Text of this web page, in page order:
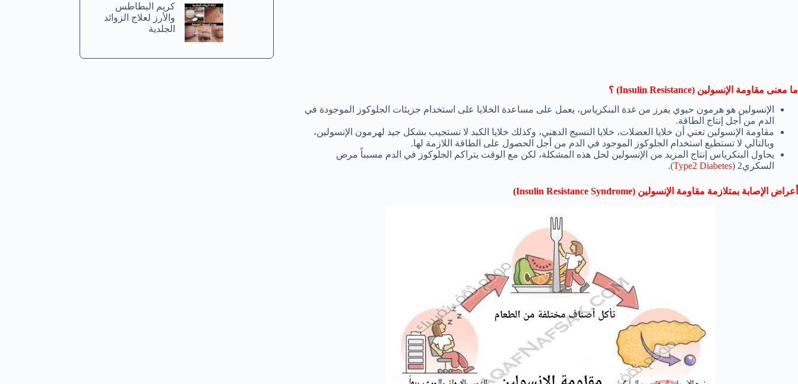
ما معنى مقاومة الإنسولين (Insulin Resistance) ؟
الإنسولين هو هرمون حيوي يفرز من غدة البنكرياس، يعمل على مساعدة الخلايا على استخدام جزيئات الجلوكوز الموجودة في
الدم من أجل إنتاج الطاقة.
مقاومة الإنسولين تعني أن خلايا العضلات، خلايا النسيج الدهني، وكذلك خلايا الكبد لا تستجيب بشكل جيد لهرمون الإنسولين،
وبالتالي لا تستطيع استخدام الجلوكوز الموجود في الدم من أجل الحصول على الطاقة اللازمة لها.
يحاول البنكرياس إنتاج المزيد من الإنسولين لحل هذه المشكلة، لكن مع الوقت يتراكم الجلوكوز في الدم مسبباً مرض
السكري2 (
Type2 Diabetes
).
أعراض الإصابة بمتلازمة مقاومة الإنسولين (Insulin Resistance Syndrome)
كريم البطاطس
والأرز لعلاج الزوائد
الجلدية